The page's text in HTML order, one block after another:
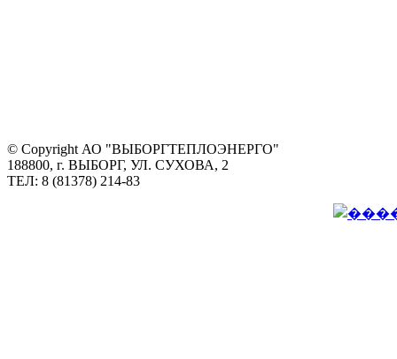
© Copyright АО "ВЫБОРГТЕПЛОЭНЕРГО"
188800, г. ВЫБОРГ, УЛ. СУХОВА, 2
ТЕЛ: 8 (81378) 214-83